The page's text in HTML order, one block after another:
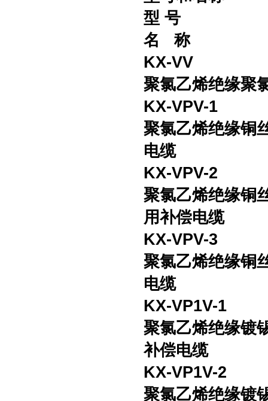
型 号
名 称
KX-VV
聚氯乙烯绝缘聚
KX-VPV-1
聚氯乙烯绝缘铜
电缆
KX-VPV-2
聚氯乙烯绝缘铜
用补偿电缆
KX-VPV-3
聚氯乙烯绝缘铜
电缆
KX-VP1V-1
聚氯乙烯绝缘镀
补偿电缆
KX-VP1V-2
聚氯乙烯绝缘镀